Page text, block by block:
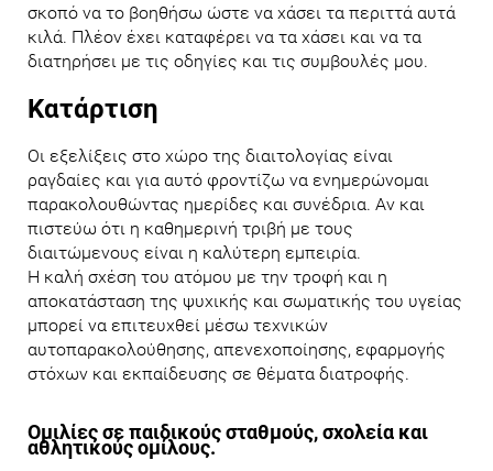
σκοπό να το βοηθήσω ώστε να χάσει τα περιττά αυτά
κιλά. Πλέον έχει καταφέρει να τα χάσει και να τα
διατηρήσει με τις οδηγίες και τις συμβουλές μου.
Κατάρτιση
Οι εξελίξεις στο χώρο της διαιτολογίας είναι
ραγδαίες και για αυτό φροντίζω να ενημερώνομαι
παρακολουθώντας ημερίδες και συνέδρια. Αν και
πιστεύω ότι η καθημερινή τριβή με τους
διαιτώμενους είναι η καλύτερη εμπειρία.
Η καλή σχέση του ατόμου με την τροφή και η
αποκατάσταση της ψυχικής και σωματικής του υγείας
μπορεί να επιτευχθεί μέσω τεχνικών
αυτοπαρακολούθησης, απενεχοποίησης, εφαρμογής
στόχων και εκπαίδευσης σε θέματα διατροφής.
Ομιλίες σε παιδικούς σταθμούς, σχολεία και
αθλητικούς ομίλους.